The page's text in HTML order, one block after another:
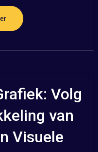
Volg
van
Visuele